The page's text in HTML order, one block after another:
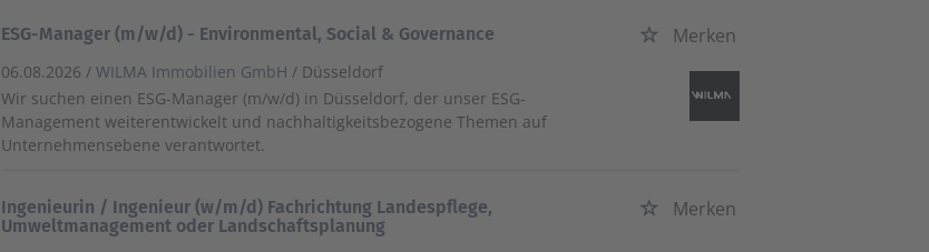
ESG-Manager (m/w/d) - Environmental, Social & Governance Merken
06.08.2026 /WILMA Immobilien GmbH / Düsseldorf
Wir suchen einen ESG-Manager (m/w/d) in Düsseldorf, der unser ESG-
Management weiterentwickelt und nachhaltigkeitsbezogene Themen auf
Unternehmensebene verantwortet.
Ingenieurin / Ingenieur (w/m/d) Fachrichtung Landespflege,
Umweltmanagement oder Landschaftsplanung
Merken